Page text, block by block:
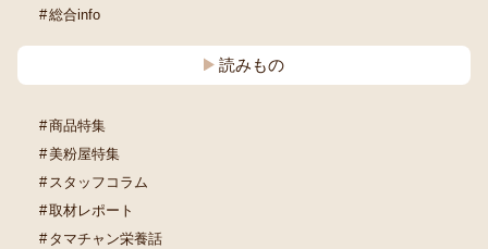
総合info
読みもの
商品特集
美粉屋特集
スタッフコラム
取材レポート
タマチャン栄養話